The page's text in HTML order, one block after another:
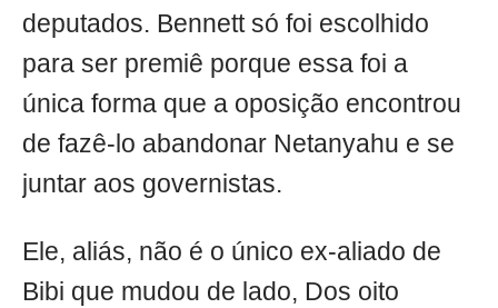
deputados. Bennett só foi escolhido
para ser premiê porque essa foi a
única forma que a oposição encontrou
de fazê-lo abandonar Netanyahu e se
juntar aos governistas.
Ele, aliás, não é o único ex-aliado de
Bibi que mudou de lado, Dos oito